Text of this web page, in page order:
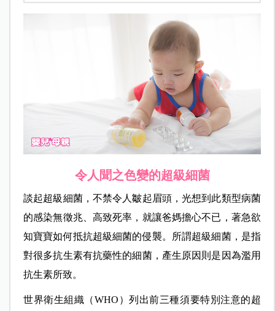
令人聞之色變的超級細菌
談起超級細菌，不禁令人皺起眉頭，光想到此類型病菌
的感染無徵兆、高致死率，就讓爸媽擔心不已，著急欲
知寶寶如何抵抗超級細菌的侵襲。所謂超級細菌，是指
對很多抗生素有抗藥性的細菌，產生原因則是因為濫用
抗生素所致。
世界衛生組織（WHO）列出前三種須要特別注意的超